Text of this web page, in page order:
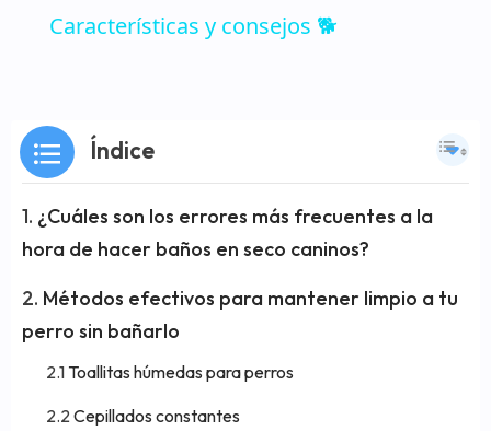
Características y consejos 🐕
Índice
¿Cuáles son los errores más frecuentes a la
hora de hacer baños en seco caninos?
Métodos efectivos para mantener limpio a tu
perro sin bañarlo
Toallitas húmedas para perros
Cepillados constantes